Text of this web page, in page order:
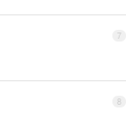
7
8